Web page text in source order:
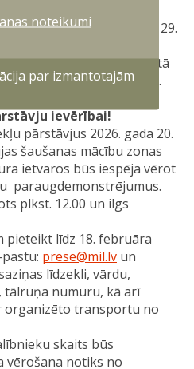
Militārā poligona
stājās spēkā 2023. gada 29.
2023. gada 13. jūlija
poligona robežu un tā
īpašumiem.
ievērībai!
pārstāvjus 2026. gada 20.
šaušanas mācību zonas
ietvaros būs iespēja vērot
paraugdemonstrējumus.
plkst. 12.00 un ilgs
pieteikt līdz 18. februāra
prese@mil.lv un
līdzekli, vārdu,
tālruņa numuru, kā arī
organizēto transportu no
skaits būs
vērošana notiks no
noteikumi
par izmantotajām